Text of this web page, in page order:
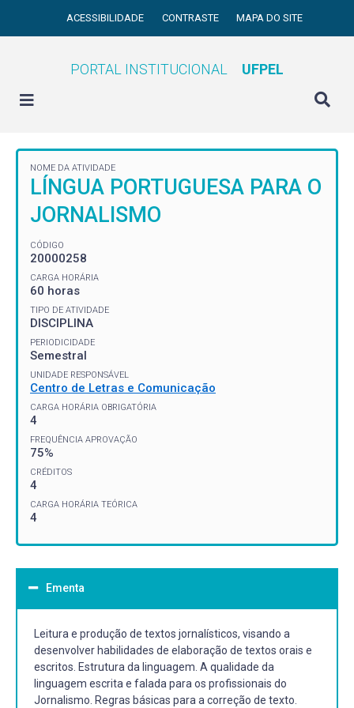
ACESSIBILIDADE CONTRASTE MAPA DO SITE
PORTAL INSTITUCIONAL UFPEL
NOME DA ATIVIDADE
LÍNGUA PORTUGUESA PARA O
JORNALISMO
CÓDIGO
20000258
CARGA HORÁRIA
60 horas
TIPO DE ATIVIDADE
DISCIPLINA
PERIODICIDADE
Semestral
UNIDADE RESPONSÁVEL
Centro de Letras e Comunicação
CARGA HORÁRIA OBRIGATÓRIA
4
FREQUÊNCIA APROVAÇÃO
75%
CRÉDITOS
4
CARGA HORÁRIA TEÓRICA
4
Ementa
Leitura e produção de textos jornalísticos, visando a
desenvolver habilidades de elaboração de textos orais e
escritos. Estrutura da linguagem. A qualidade da
linguagem escrita e falada para os profissionais do
Jornalismo. Regras básicas para a correção de texto.